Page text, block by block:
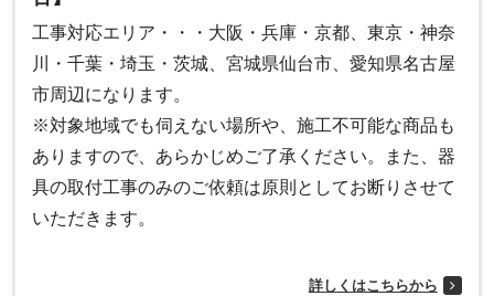
工事対応エリア・・・大阪・兵庫・京都、東京・神奈
川・千葉・埼玉・茨城、宮城県仙台市、愛知県名古屋
市周辺になります。
※対象地域でも伺えない場所や、施工不可能な商品も
ありますので、あらかじめご了承ください。また、器
具の取付工事のみのご依頼は原則としてお断りさせて
いただきます。
詳しくはこちらから